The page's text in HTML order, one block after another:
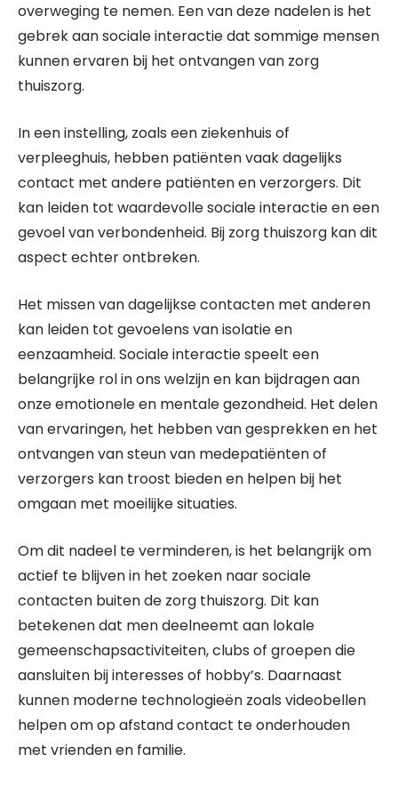
overweging te nemen. Een van deze nadelen is het
gebrek aan sociale interactie dat sommige mensen
kunnen ervaren bij het ontvangen van zorg
thuiszorg.
In een instelling, zoals een ziekenhuis of
verpleeghuis, hebben patiënten vaak dagelijks
contact met andere patiënten en verzorgers. Dit
kan leiden tot waardevolle sociale interactie en een
gevoel van verbondenheid. Bij zorg thuiszorg kan dit
aspect echter ontbreken.
Het missen van dagelijkse contacten met anderen
kan leiden tot gevoelens van isolatie en
eenzaamheid. Sociale interactie speelt een
belangrijke rol in ons welzijn en kan bijdragen aan
onze emotionele en mentale gezondheid. Het delen
van ervaringen, het hebben van gesprekken en het
ontvangen van steun van medepatiënten of
verzorgers kan troost bieden en helpen bij het
omgaan met moeilijke situaties.
Om dit nadeel te verminderen, is het belangrijk om
actief te blijven in het zoeken naar sociale
contacten buiten de zorg thuiszorg. Dit kan
betekenen dat men deelneemt aan lokale
gemeenschapsactiviteiten, clubs of groepen die
aansluiten bij interesses of hobby’s. Daarnaast
kunnen moderne technologieën zoals videobellen
helpen om op afstand contact te onderhouden
met vrienden en familie.